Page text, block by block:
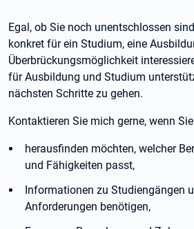
Egal, ob Sie noch unentschlossen
konkret für ein Studium, eine
Überbrückungsmöglichkeit
für Ausbildung und Studium
nächsten Schritte zu gehen.
Kontaktieren Sie mich gerne, wenn Sie
herausfinden möchten, welcher
und Fähigkeiten passt,
Informationen zu Studiengängen
Anforderungen benötigen,